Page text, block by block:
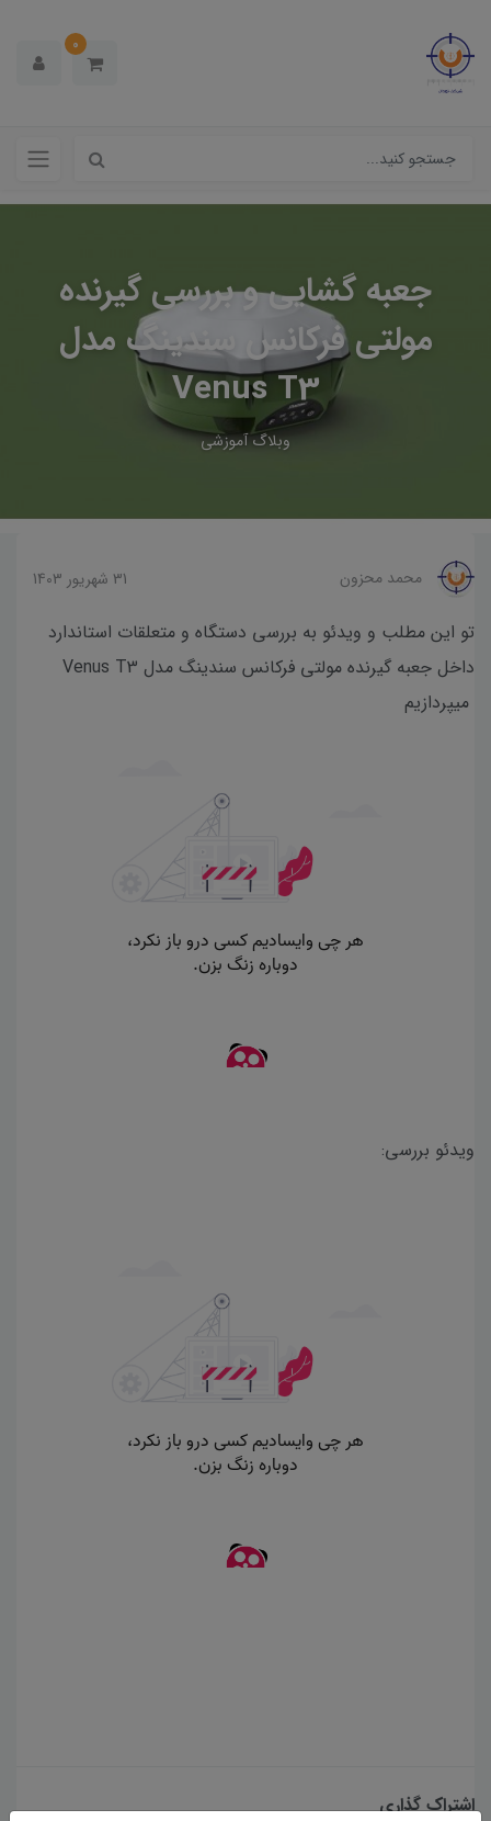
0
جعبه گشایی و بررسی گیرنده
مولتی فرکانس سندینگ مدل
Venus T3
وبلاگ آموزشی
محمد محزون 31 شهریور 1403
تو این مطلب و ویدئو به بررسی دستگاه و متعلقات استاندارد
داخل جعبه گیرنده مولتی فرکانس سندینگ مدل Venus T3
میپردازیم
ویدئو بررسی:
اشتراک گذاری